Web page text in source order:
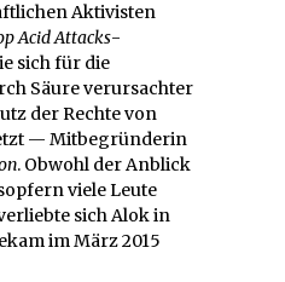
Aktivisten
Acid Attacks-
sich für die
Säure verursachter
der Rechte von
— Mitbegründerin
. Obwohl der Anblick
viele Leute
sich Alok in
im März 2015